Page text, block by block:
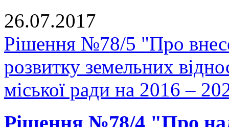
26.07.2017
Рішення №78/5 "Про
розвитку земельних
міської ради на 2016 –